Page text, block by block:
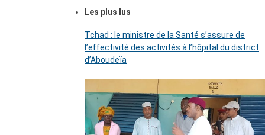
Les plus lus
Tchad : le ministre de la Santé s’assure de
l’effectivité des activités à l’hôpital du district
d’Aboudeïa